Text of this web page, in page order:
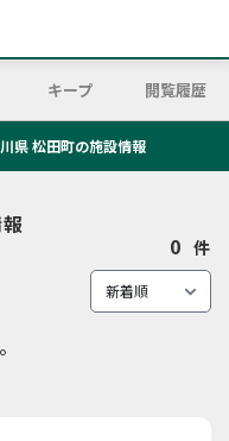
キープ 閲覧履歴
県 松田町の施設情報
0 件